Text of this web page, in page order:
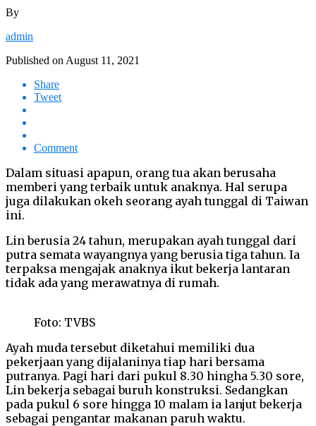
By
admin
Published on August 11, 2021
Share
Tweet
Comment
Dalam situasi apapun, orang tua akan berusaha
memberi yang terbaik untuk anaknya. Hal serupa
juga dilakukan okeh seorang ayah tunggal di Taiwan
ini.
Lin berusia 24 tahun, merupakan ayah tunggal dari
putra semata wayangnya yang berusia tiga tahun. Ia
terpaksa mengajak anaknya ikut bekerja lantaran
tidak ada yang merawatnya di rumah.
Foto: TVBS
Ayah muda tersebut diketahui memiliki dua
pekerjaan yang dijalaninya tiap hari bersama
putranya. Pagi hari dari pukul 8.30 hingha 5.30 sore,
Lin bekerja sebagai buruh konstruksi. Sedangkan
pada pukul 6 sore hingga 10 malam ia lanjut bekerja
sebagai pengantar makanan paruh waktu.